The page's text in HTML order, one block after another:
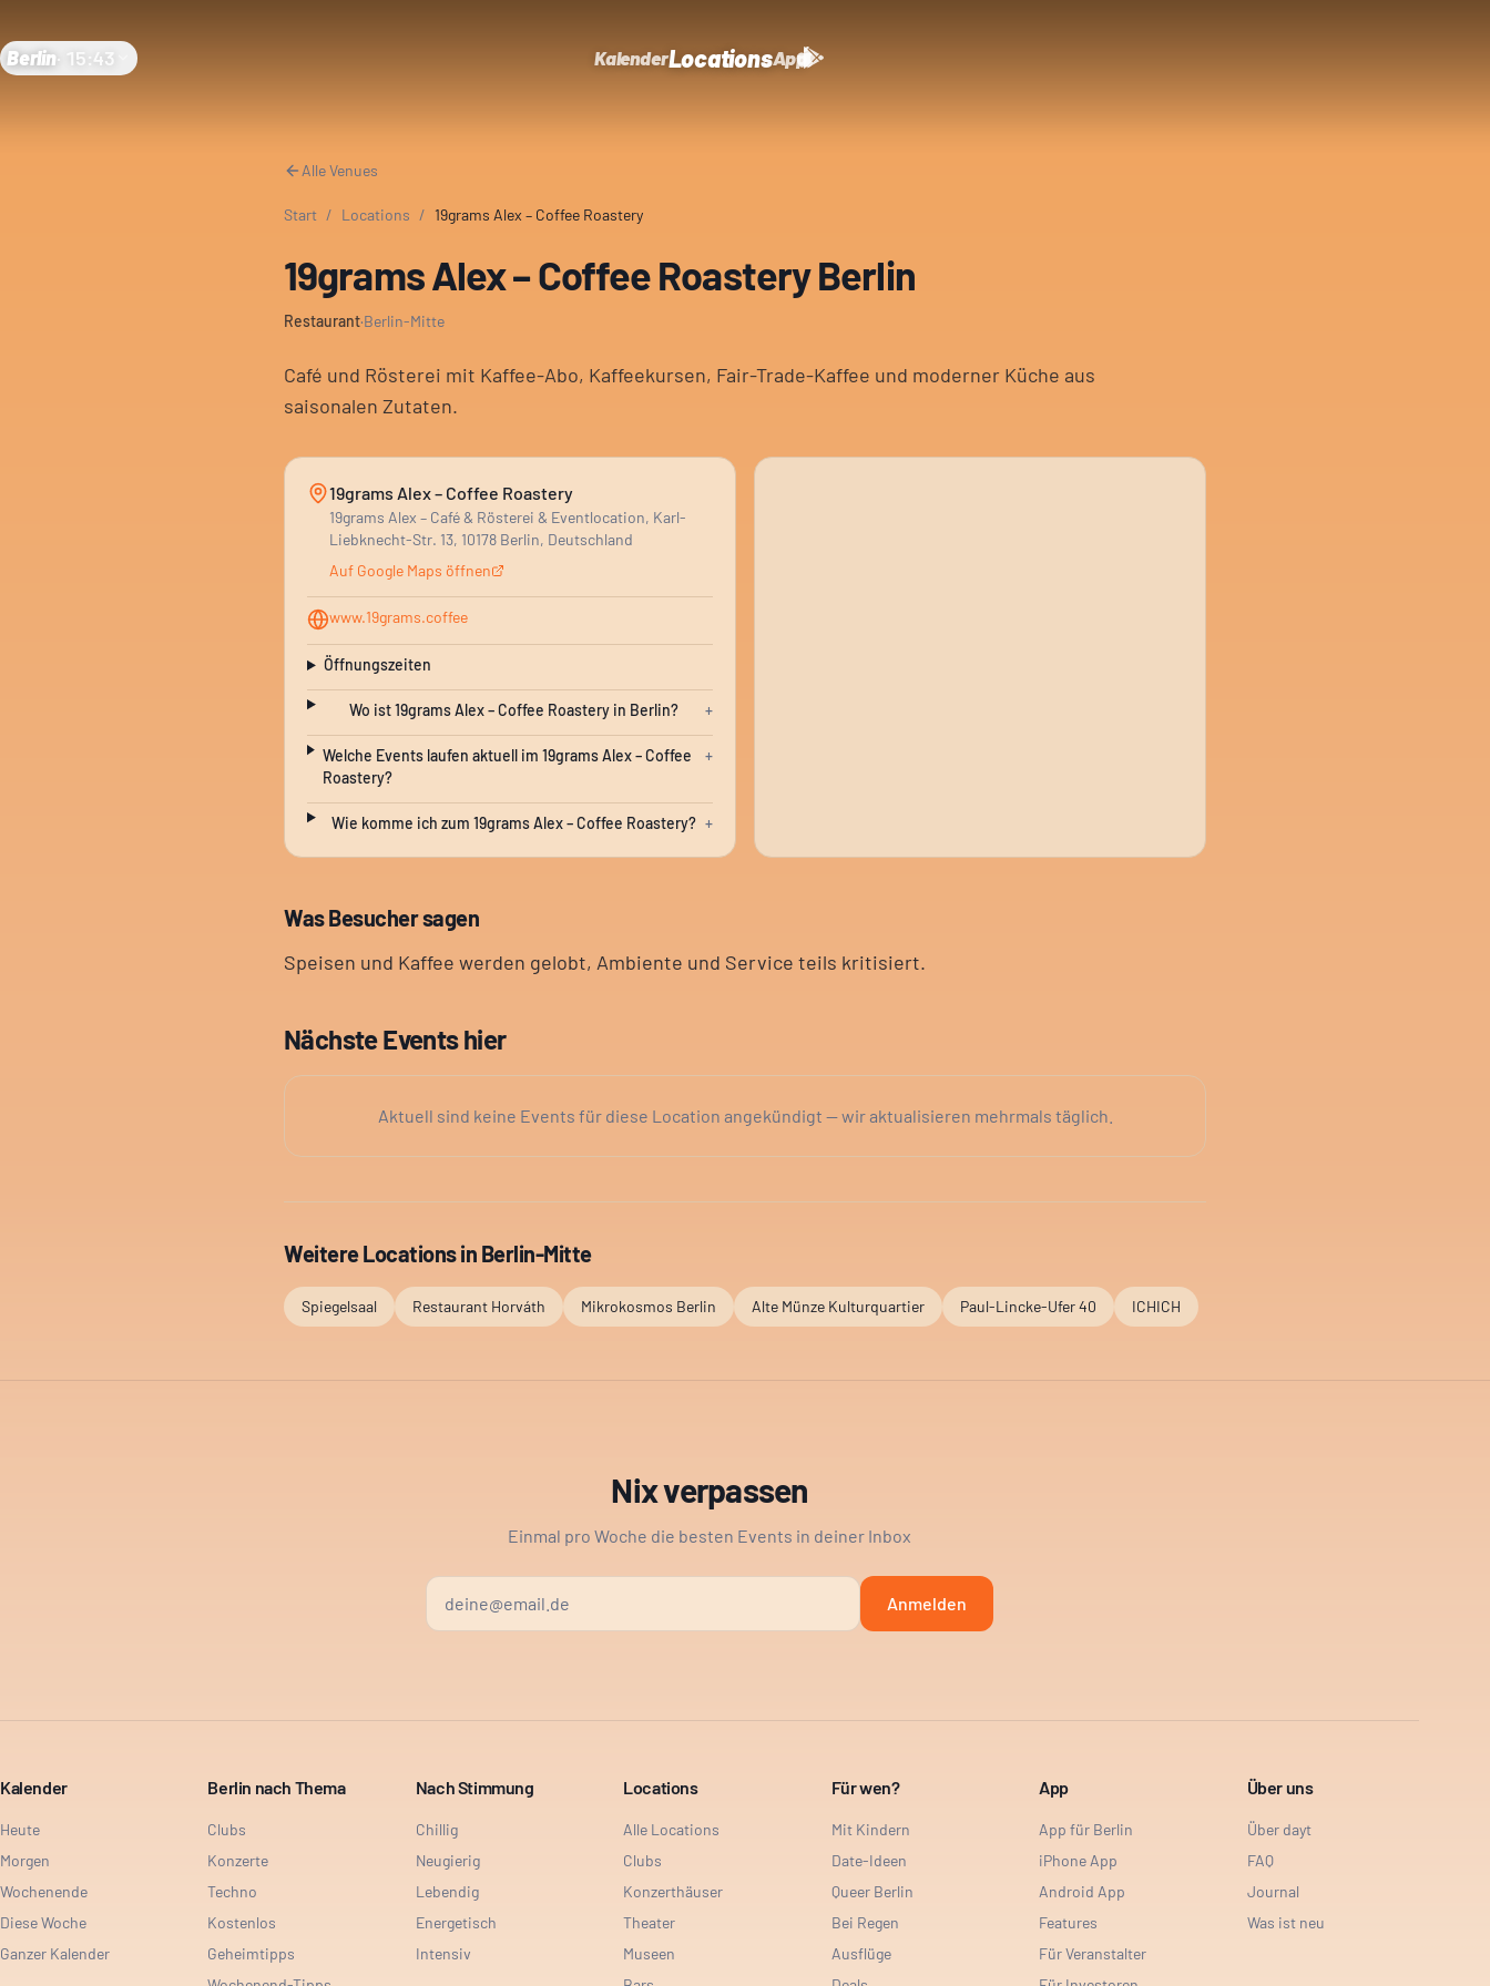
Berlin· 15:43 KalenderLocationsApp
Alle Venues
Start / Locations / 19grams Alex – Coffee Roastery
19grams Alex – Coffee Roastery Berlin
Restaurant·Berlin-Mitte
Café und Rösterei mit Kaffee-Abo, Kaffeekursen, Fair-Trade-Kaffee und moderner Küche aus
saisonalen Zutaten.
19grams Alex – Coffee Roastery
19grams Alex – Café & Rösterei & Eventlocation, Karl-
Liebknecht-Str. 13, 10178 Berlin, Deutschland
Auf Google Maps öffnen
www.19grams.coffee
Öffnungszeiten
Wo ist 19grams Alex – Coffee Roastery in Berlin? +
Welche Events laufen aktuell im 19grams Alex – Coffee
Roastery?
+
Wie komme ich zum 19grams Alex – Coffee Roastery? +
Was Besucher sagen
Speisen und Kaffee werden gelobt, Ambiente und Service teils kritisiert.
Nächste Events hier
Aktuell sind keine Events für diese Location angekündigt — wir aktualisieren mehrmals täglich.
Weitere Locations in Berlin-Mitte
Spiegelsaal Restaurant Horváth Mikrokosmos Berlin Alte Münze Kulturquartier Paul-Lincke-Ufer 40 ICHICH
Nix verpassen
Einmal pro Woche die besten Events in deiner Inbox
Anmelden
Kalender
Heute
Morgen
Wochenende
Diese Woche
Ganzer Kalender
Berlin nach Thema
Clubs
Konzerte
Techno
Kostenlos
Geheimtipps
Nach Stimmung
Chillig
Neugierig
Lebendig
Energetisch
Intensiv
Locations
Alle Locations
Clubs
Konzerthäuser
Theater
Museen
Für wen?
Mit Kindern
Date-Ideen
Queer Berlin
Bei Regen
Ausflüge
App
App für Berlin
iPhone App
Android App
Features
Für Veranstalter
Über uns
Über dayt
FAQ
Journal
Was ist neu